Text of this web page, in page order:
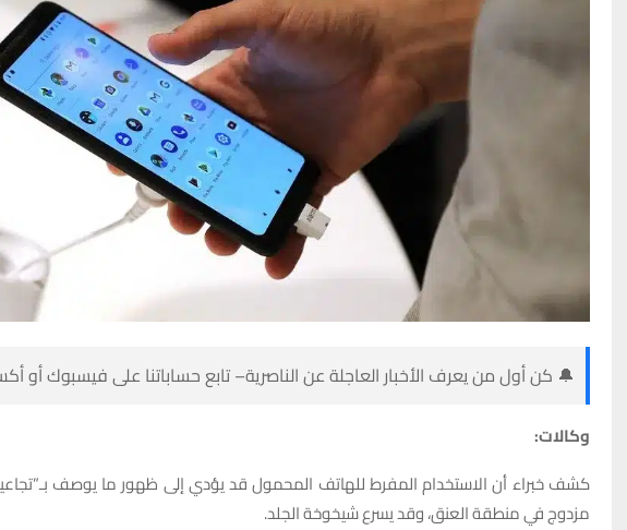
🔔 كن أول من يعرف الأخبار العاجلة عن الناصرية– تابع حساباتنا على فيسبوك أو
وكالات:
كشف خبراء أن الاستخدام المفرط للهاتف المحمول قد يؤدي إلى ظهور ما يوصف
مزدوج في منطقة العنق، وقد يسرع شيخوخة الجلد.